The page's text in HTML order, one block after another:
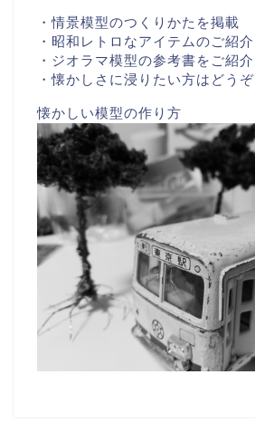
・情景模型のつくりかたを掲載
・昭和レトロなアイテムのご紹介
・ジオラマ模型の参考書をご紹介
・懐かしさに浸りたい方はどうぞ
懐かしい模型の作り方